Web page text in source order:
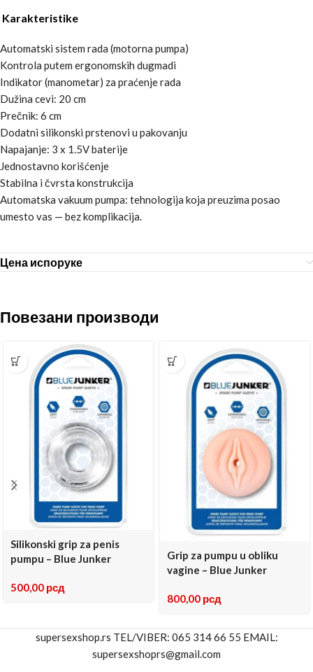
Karakteristike
Automatski sistem rada (motorna pumpa)
Kontrola putem ergonomskih dugmadi
Indikator (manometar) za praćenje rada
Dužina cevi: 20 cm
Prečnik: 6 cm
Dodatni silikonski prstenovi u pakovanju
Napajanje: 3 x 1.5V baterije
Jednostavno korišćenje
Stabilna i čvrsta konstrukcija
Automatska vakuum pumpa: tehnologija koja preuzima posao
umesto vas — bez komplikacija.
Цена испоруке
Повезани производи
Silikonski grip za penis
pumpu – Blue Junker
500,00 рсд
Grip za pumpu u obliku
vagine – Blue Junker
800,00 рсд
supersexshop.rs TEL/VIBER: 065 314 66 55 EMAIL:
supersexshoprs@gmail.com